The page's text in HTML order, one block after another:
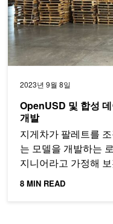
2023년 9월 8일
OpenUSD 및 합성
개발
지게차가 팔레트를
는 모델을 개발하는
지니어라고 가정해
8 MIN READ